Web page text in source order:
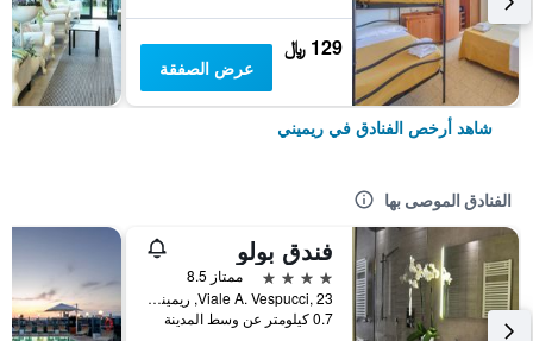
129 ﷼
عرض الصفقة
شاهد أرخص الفنادق في ريميني
الفنادق الموصى بها
فندق بولو
4 نجوم
ممتاز 8.5
Viale A. Vespucci, 23, ريميني, مقاطعة ريميني, إيطاليا
0.7 كيلومتر عن وسط المدينة